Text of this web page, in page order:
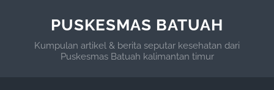
PUSKESMAS BATUAH
Kumpulan artikel & berita seputar kesehatan dari
Puskesmas Batuah kalimantan timur